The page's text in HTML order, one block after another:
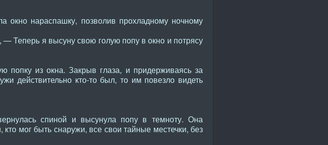
окно нараспашку, позволив прохладному ночному
Теперь я высуну свою голую попу в окно и потрясу
из окна. Закрыв глаза, и придерживаясь за
действительно кто-то был, то им повезло видеть
спиной и высунула попу в темноту. Она
мог быть снаружи, все свои тайные местечки, без